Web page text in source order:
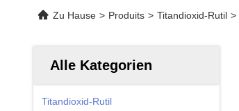
Zu Hause > Produits > Titandioxid-Rutil >
Alle Kategorien
Titandioxid-Rutil